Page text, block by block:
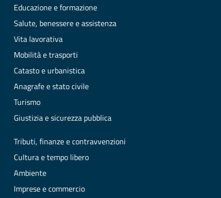
Educazione e formazione
Salute, benessere e assistenza
Vita lavorativa
Mobilità e trasporti
Catasto e urbanistica
Anagrafe e stato civile
Turismo
Giustizia e sicurezza pubblica
Tributi, finanze e contravvenzioni
Cultura e tempo libero
Ambiente
Imprese e commercio